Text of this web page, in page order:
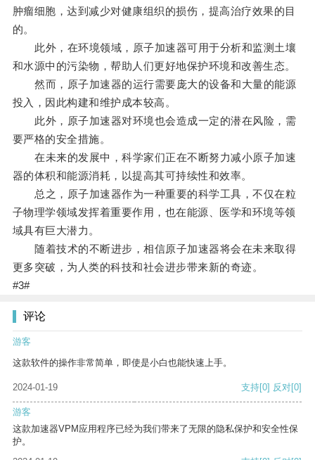
肿瘤细胞，达到减少对健康组织的损伤，提高治疗效果的目
的。
此外，在环境领域，原子加速器可用于分析和监测土壤
和水源中的污染物，帮助人们更好地保护环境和改善生态。
然而，原子加速器的运行需要庞大的设备和大量的能源
投入，因此构建和维护成本较高。
此外，原子加速器对环境也会造成一定的潜在风险，需
要严格的安全措施。
在未来的发展中，科学家们正在不断努力减小原子加速
器的体积和能源消耗，以提高其可持续性和效率。
总之，原子加速器作为一种重要的科学工具，不仅在粒
子物理学领域发挥着重要作用，也在能源、医学和环境等领
域具有巨大潜力。
随着技术的不断进步，相信原子加速器将会在未来取得
更多突破，为人类的科技和社会进步带来新的奇迹。
#3#
评论
游客
这款软件的操作非常简单，即使是小白也能快速上手。
2024-01-19 支持[0] 反对[0]
游客
这款加速器VPM应用程序已经为我们带来了无限的隐私保护和安全性保
护。